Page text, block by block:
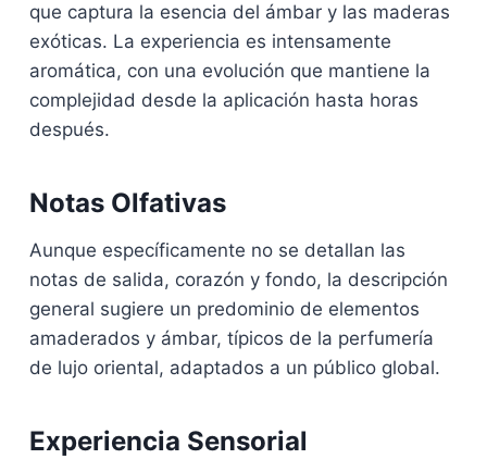
que captura la esencia del ámbar y las maderas
exóticas. La experiencia es intensamente
aromática, con una evolución que mantiene la
complejidad desde la aplicación hasta horas
después.
Notas Olfativas
Aunque específicamente no se detallan las
notas de salida, corazón y fondo, la descripción
general sugiere un predominio de elementos
amaderados y ámbar, típicos de la perfumería
de lujo oriental, adaptados a un público global.
Experiencia Sensorial